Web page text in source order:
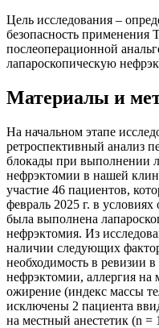
Цель исследования –
безопасность применения
послеоперационной
лапароскопическую
Материалы и
На начальном этапе
ретроспективный анализ
блокады при выполнении
нефрэктомии в нашей
участие 46 пациентов,
февраль 2025 г. в условиях
была выполнена
нефрэктомия. Из
наличии следующих
необходимость в ревизии
нефрэктомии, аллергия на
ожирение (индекс массы
исключены 2 пациента
на местный анестетик (n